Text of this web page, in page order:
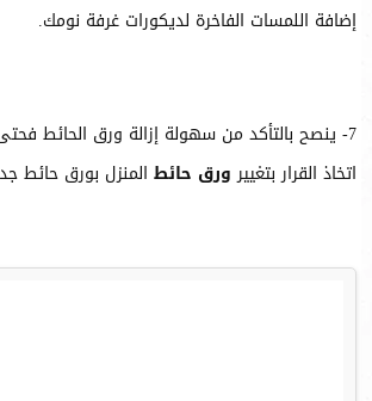
إضافة اللمسات الفاخرة لديكورات غرفة نومك.
7- ينصح بالتأكد من سهولة إزالة ورق الحائط
اتخاذ القرار بتغييرورق حائط المنزل بورق حائط